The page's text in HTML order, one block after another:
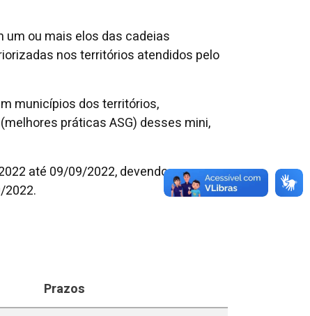
um ou mais elos das cadeias
nos territórios atendidos pelo
municípios dos territórios,
práticas ASG) desses mini,
até 09/09/2022, devendo as
Prazos